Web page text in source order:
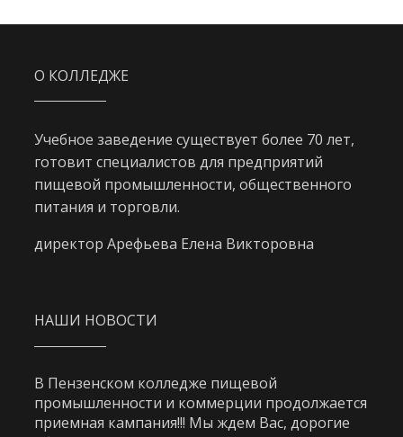
О КОЛЛЕДЖЕ
Учебное заведение существует более 70 лет,
готовит специалистов для предприятий
пищевой промышленности, общественного
питания и торговли.
директор Арефьева Елена Викторовна
НАШИ НОВОСТИ
В Пензенском колледже пищевой
промышленности и коммерции продолжается
приемная кампания!!! Мы ждем Вас, дорогие